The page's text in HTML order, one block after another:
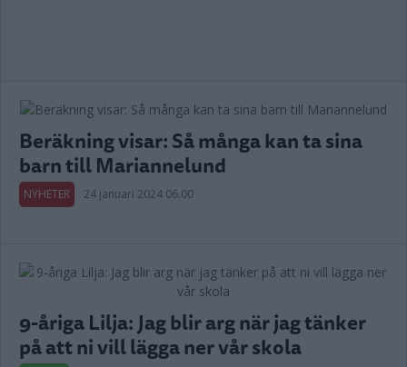
Beräkning visar: Så många kan ta sina
barn till Mariannelund
NYHETER 24 januari 2024 06.00
9-åriga Lilja: Jag blir arg när jag tänker
på att ni vill lägga ner vår skola